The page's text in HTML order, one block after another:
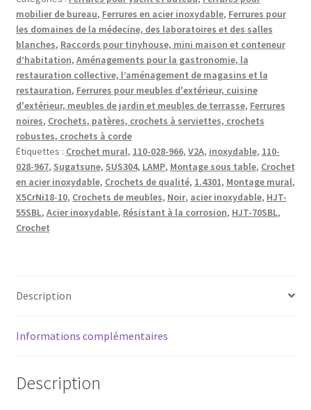
en
acier
inoxydable
V2A
revêtu
de
noir,
pour
montage
mural.
Crochets
en
acier
inoxydable
HJT-
de
LAMP®
mobilier de bureau, Ferrures en acier inoxydable, Ferrures pour
les domaines de la médecine, des laboratoires et des salles
blanches, Raccords pour tinyhouse, mini maison et conteneur
d’habitation, Aménagements pour la gastronomie, la
restauration collective, l’aménagement de magasins et la
restauration, Ferrures pour meubles d'extérieur, cuisine
d'extérieur, meubles de jardin et meubles de terrasse, Ferrures
noires, Crochets, patères, crochets à serviettes, crochets
robustes, crochets à corde
Étiquettes : Crochet mural, 110-028-966, V2A, inoxydable, 110-
028-967, Sugatsune, SUS304, LAMP, Montage sous table, Crochet
en acier inoxydable, Crochets de qualité, 1.4301, Montage mural,
X5CrNi18-10, Crochets de meubles, Noir, acier inoxydable, HJT-
55SBL, Acier inoxydable, Résistant à la corrosion, HJT-70SBL,
Crochet
Description
Informations complémentaires
Description